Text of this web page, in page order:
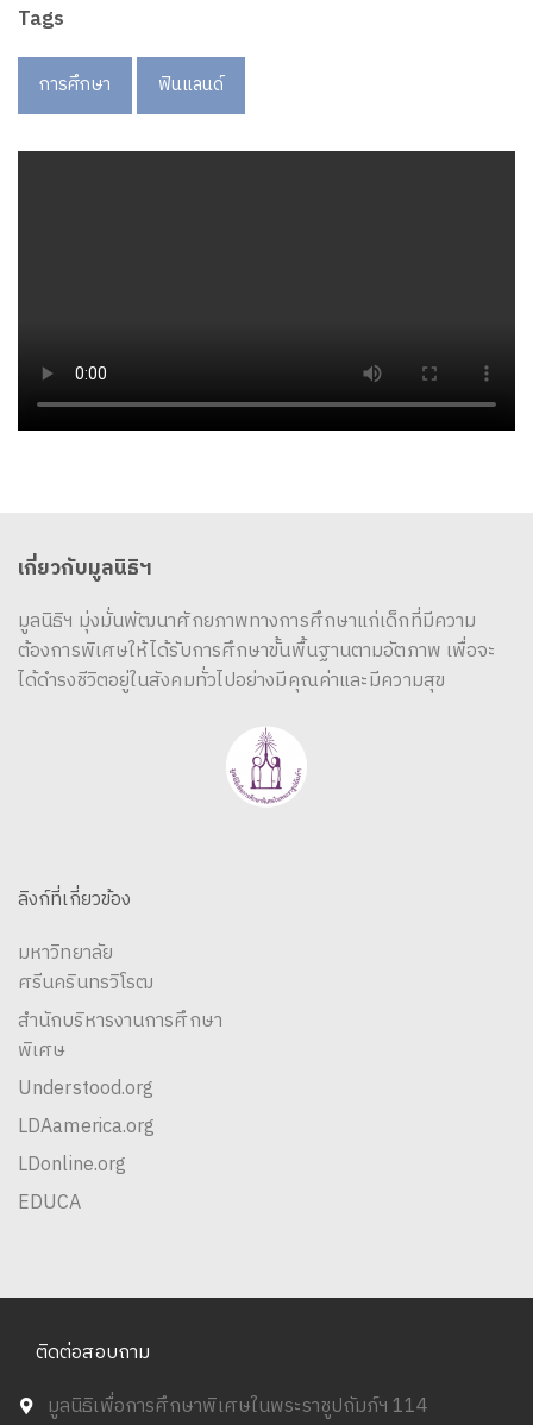
Tags
การศึกษา ฟินแลนด์
เกี่ยวกับมูลนิธิฯ
มูลนิธิฯ มุ่งมั่นพัฒนาศักยภาพทางการศึกษาแก่เด็กที่มีความ
ต้องการพิเศษให้ได้รับการศึกษาขั้นพื้นฐานตามอัตภาพ เพื่อจะ
ได้ดำรงชีวิตอยู่ในสังคมทั่วไปอย่างมีคุณค่าและมีความสุข
ลิงก์ที่เกี่ยวข้อง
มหาวิทยาลัย
ศรีนครินทรวิโรฒ
สำนักบริหารงานการศึกษา
พิเศษ
Understood.org
LDAamerica.org
LDonline.org
EDUCA
ติดต่อสอบถาม
มูลนิธิเพื่อการศึกษาพิเศษในพระราชูปถัมภ์ฯ 114